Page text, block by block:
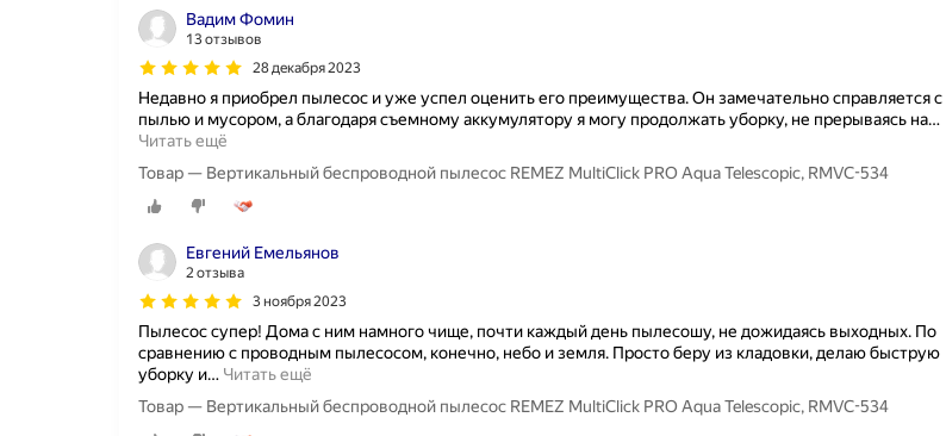
Вадим Фомин
13 отзывов
28 декабря 2023
Недавно я приобрел пылесос и уже успел оценить его преимущества. Он замечательно справляется с
пылью и мусором, а благодаря съемному аккумулятору я могу продолжать уборку, не прерываясь на…
Читать ещё
Товар — Вертикальный беспроводной пылесос REMEZ MultiClick PRO Aqua Telescopic, RMVC-534
Евгений Емельянов
2 отзыва
3 ноября 2023
Пылесос супер! Дома с ним намного чище, почти каждый день пылесошу, не дожидаясь выходных. По
сравнению с проводным пылесосом, конечно, небо и земля. Просто беру из кладовки, делаю быструю
уборку и… Читать ещё
Товар — Вертикальный беспроводной пылесос REMEZ MultiClick PRO Aqua Telescopic, RMVC-534